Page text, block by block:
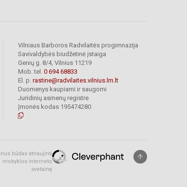
Vilniaus Barboros Radvilaitės progimnazija
Savivaldybės biudžetinė įstaiga
Genių g. 8/4, Vilnius 11219
Mob. tel. 0 694 68833
El. p. rastine@radvilaites.vilnius.lm.lt
Duomenys kaupiami ir saugomi
Juridinių asmenų registre
Įmonės kodas 195474280
būdas atnaujinti
mokyklos interneto
svetainę